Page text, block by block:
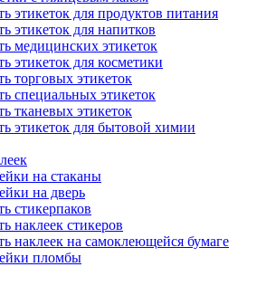
этикеток для продуктов питания
этикеток для напитков
медицинских этикеток
этикеток для косметики
торговых этикеток
специальных этикеток
тканевых этикеток
этикеток для бытовой химии
на стаканы
на дверь
стикерпаков
наклеек стикеров
наклеек на самоклеющейся бумаге
пломбы